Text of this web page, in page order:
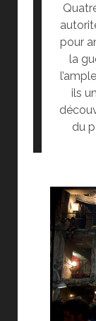
pour
la
ils
du